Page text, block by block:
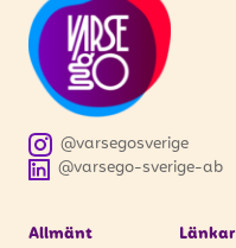
@varsego-sverige-ab
@varsegosverige
Allmänt
Länkar